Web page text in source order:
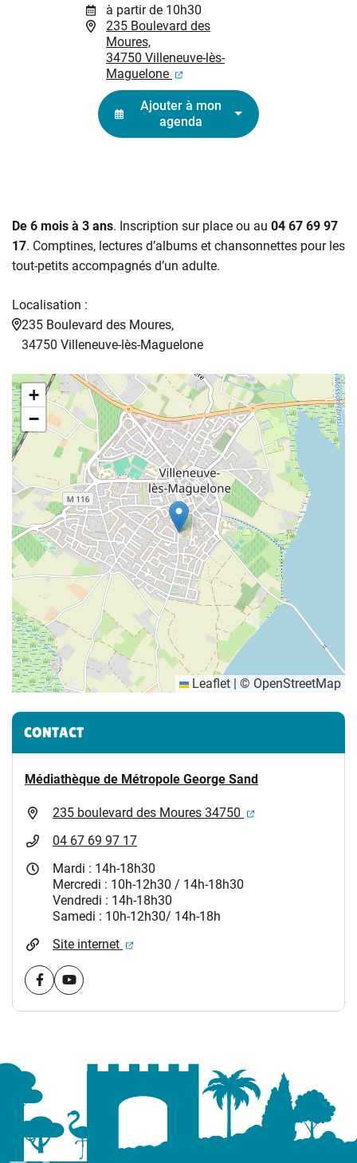
à partir de 10h30
235 Boulevard des
Moures,
34750 Villeneuve-lès-
Maguelone
(ouverture dans un nouvel
Ajouter à mon
agenda
De 6 mois à 3 ans. Inscription sur place ou au 04 67 69 97
17. Comptines, lectures d’albums et chansonnettes pour les
tout-petits accompagnés d’un adulte.
Localisation :
235 Boulevard des Moures,
34750 Villeneuve-lès-Maguelone
+
−
Leaflet | © OpenStreetMap
Informations complémentaires
CONTACT
Médiathèque de Métropole George Sand
235 boulevard des Moures 34750
(ouverture dans
04 67 69 97 17
Mardi : 14h-18h30
Mercredi : 10h-12h30 / 14h-18h30
Vendredi : 14h-18h30
Samedi : 10h-12h30/ 14h-18h
Site internet
(ouverture dans un nouvel onglet)
Visiter la page Facebook (nouvelle fenêtre)
Visiter la page youtube (nouvelle fenêtre)